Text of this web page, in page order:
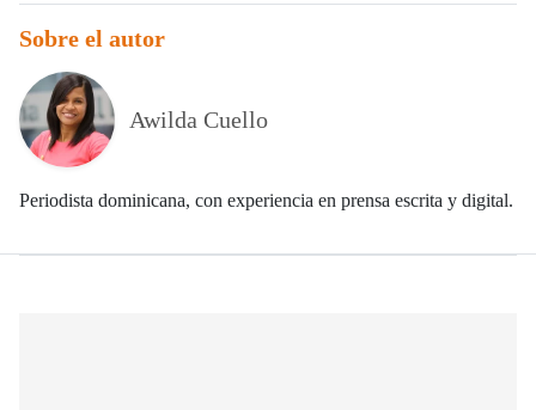
Sobre el autor
Awilda Cuello
Periodista dominicana, con experiencia en prensa escrita y digital.